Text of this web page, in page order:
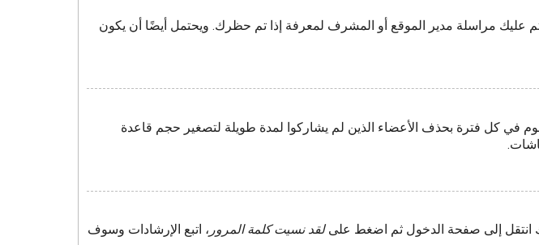
مراسلة مدير الموقع أو المشرف لمعرفة إذا تم حظرك. ويحتمل أيضًا أن يكون
في كل فترة بحذف الأعضاء الذين لم يشاركوا لمدة طويلة لتصغير حجم قاعدة
انتقل إلى صفحة الدخول ثم اضغط علىلقد نسيت كلمة المرور ، اتبع الإرشادات وسوف